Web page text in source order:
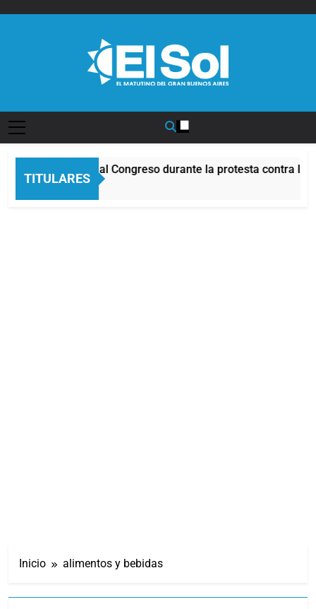
TITULARES
frente al Congreso durante la protesta contra la
Atrás
Inicio alimentos y bebidas